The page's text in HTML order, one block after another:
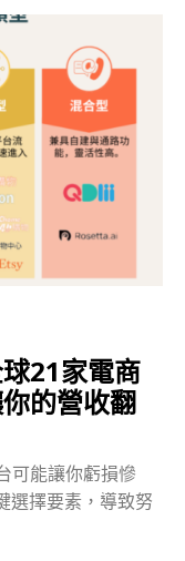
21家電商
的營收翻
可能讓你虧損慘
選擇要素，導致努